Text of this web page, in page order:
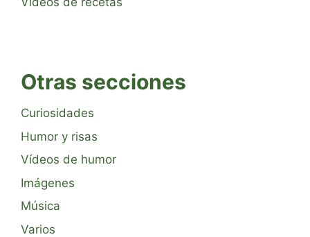
Otras secciones
Curiosidades
Humor y risas
Vídeos de humor
Imágenes
Música
Varios